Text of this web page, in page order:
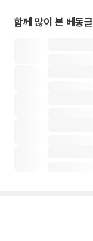
함께 많이 본 베동글